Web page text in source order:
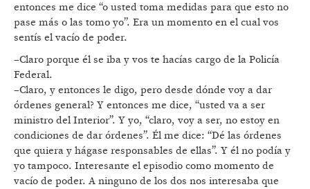
entonces me dice “o usted toma medidas para que esto no
pase más o las tomo yo”. Era un momento en el cual vos
sentís el vacío de poder.
–Claro porque él se iba y vos te hacías cargo de la Policía
Federal.
–Claro, y entonces le digo, pero desde dónde voy a dar
órdenes general? Y entonces me dice, “usted va a ser
ministro del Interior”. Y yo, “claro, voy a ser, no estoy en
condiciones de dar órdenes”. Él me dice: “Dé las órdenes
que quiera y hágase responsables de ellas”. Y él no podía y
yo tampoco. Interesante el episodio como momento de
vacío de poder. A ninguno de los dos nos interesaba que